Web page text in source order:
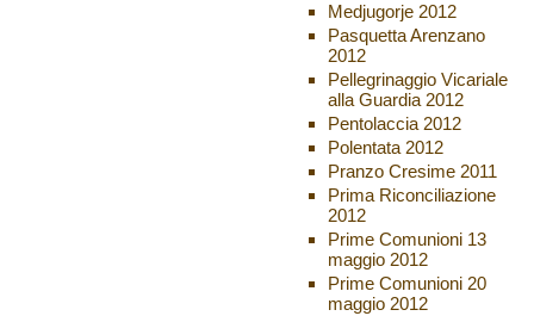
Medjugorje 2012
Pasquetta Arenzano
2012
Pellegrinaggio Vicariale
alla Guardia 2012
Pentolaccia 2012
Polentata 2012
Pranzo Cresime 2011
Prima Riconciliazione
2012
Prime Comunioni 13
maggio 2012
Prime Comunioni 20
maggio 2012